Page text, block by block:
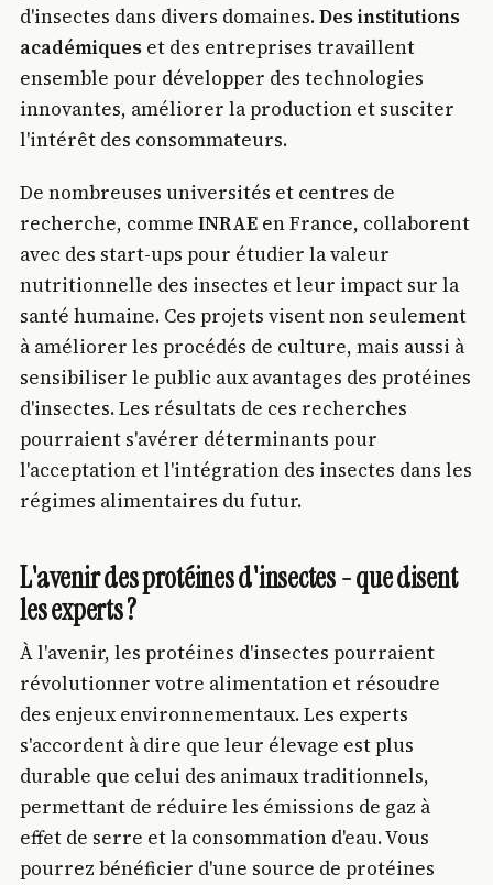
d'insectes dans divers domaines.Des institutions
académiques et des entreprises travaillent
ensemble pour développer des technologies
innovantes, améliorer la production et susciter
l'intérêt des consommateurs.
De nombreuses universités et centres de
recherche, commeINRAE en France, collaborent
avec des start-ups pour étudier la valeur
nutritionnelle des insectes et leur impact sur la
santé humaine. Ces projets visent non seulement
à améliorer les procédés de culture, mais aussi à
sensibiliser le public aux avantages des protéines
d'insectes. Les résultats de ces recherches
pourraient s'avérer déterminants pour
l'acceptation et l'intégration des insectes dans les
régimes alimentaires du futur.
L'avenir des protéines d'insectes - que disent
les experts ?
À l'avenir, les protéines d'insectes pourraient
révolutionner votre alimentation et résoudre
des enjeux environnementaux. Les experts
s'accordent à dire que leur élevage est plus
durable que celui des animaux traditionnels,
permettant de réduire les émissions de gaz à
effet de serre et la consommation d'eau. Vous
pourrez bénéficier d'une source de protéines